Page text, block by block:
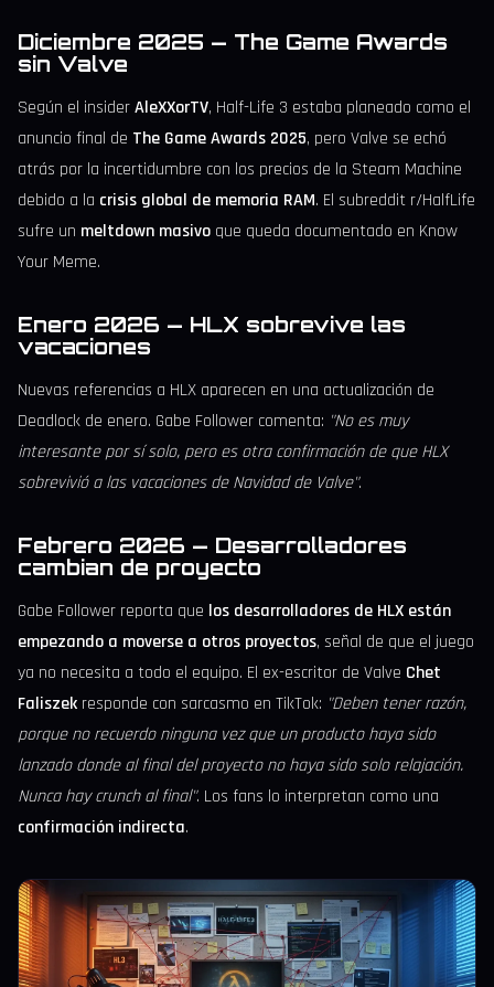
Diciembre 2025 — The Game Awards
sin Valve
Según el insiderAleXXorTV, Half-Life 3 estaba planeado como el
anuncio final de The Game Awards 2025, pero Valve se echó
atrás por la incertidumbre con los precios de la Steam Machine
debido a la crisis global de memoria RAM. El subreddit r/HalfLife
sufre un meltdown masivo que queda documentado en Know
Your Meme.
Enero 2026 — HLX sobrevive las
vacaciones
Nuevas referencias a HLX aparecen en una actualización de
Deadlock de enero. Gabe Follower comenta: "No es muy
interesante por sí solo, pero es otra confirmación de que HLX
sobrevivió a las vacaciones de Navidad de Valve".
Febrero 2026 — Desarrolladores
cambian de proyecto
Gabe Follower reporta que los desarrolladores de HLX están
empezando a moverse a otros proyectos, señal de que el juego
ya no necesita a todo el equipo. El ex-escritor de Valve Chet
Faliszek responde con sarcasmo en TikTok: "Deben tener razón,
porque no recuerdo ninguna vez que un producto haya sido
lanzado donde al final del proyecto no haya sido solo relajación.
Nunca hay crunch al final". Los fans lo interpretan como una
confirmación indirecta.